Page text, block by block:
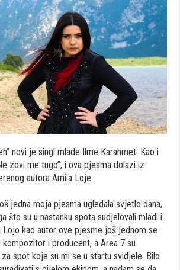
novi je singl mlade Ilme Karahmet. Kao i
zovi me tugo”, i ova pjesma dolazi iz
autora Amila Loje.
jedna moja pjesma ugledala svjetlo dana,
što su u nastanku spota sudjelovali mladi i
Lojo kao autor ove pjesme još jednom se
i producent, a Area 7 su
spot koje su mi se u startu svidjele. Bilo